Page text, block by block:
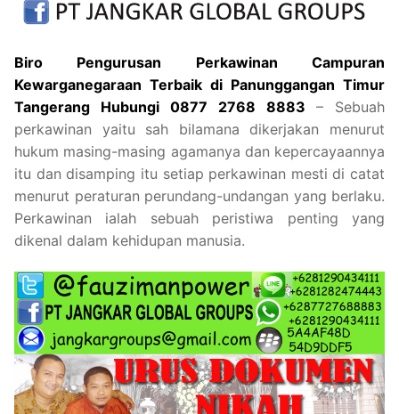
Biro Pengurusan Perkawinan Campuran
Kewarganegaraan Terbaik di Panunggangan Timur
Tangerang Hubungi 0877 2768 8883
– Sebuah
perkawinan yaitu sah bilamana dikerjakan menurut
hukum masing-masing agamanya dan kepercayaannya
itu dan disamping itu setiap perkawinan mesti di catat
menurut peraturan perundang-undangan yang berlaku.
Perkawinan ialah sebuah peristiwa penting yang
dikenal dalam kehidupan manusia.